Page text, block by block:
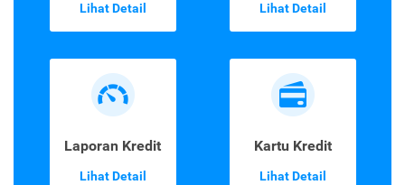
Lihat Detail Lihat Detail
Laporan Kredit
Lihat Detail
Kartu Kredit
Lihat Detail